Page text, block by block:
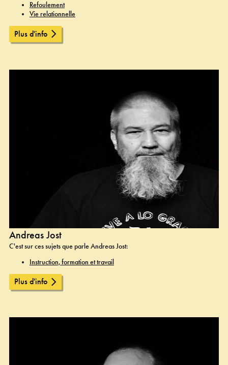
Refoulement
Vie relationnelle
Plus d'info
Andreas Jost
C'est sur ces sujets que parle Andreas Jost:
Instruction, formation et travail
Plus d'info